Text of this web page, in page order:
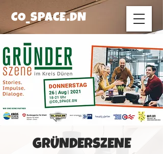
CO_SPACE.DN
GRÜNDERSZENE